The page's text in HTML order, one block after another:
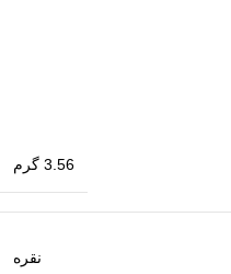
3.56 گرم
نقره